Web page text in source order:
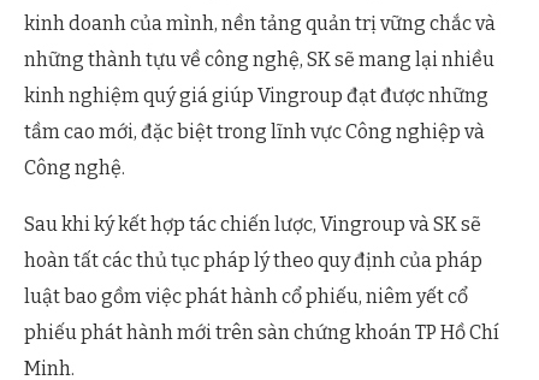
kinh doanh của mình, nền tảng quản trị vững chắc và
những thành tựu về công nghệ, SK sẽ mang lại nhiều
kinh nghiệm quý giá giúp Vingroup đạt được những
tầm cao mới, đặc biệt trong lĩnh vực Công nghiệp và
Công nghệ.
Sau khi ký kết hợp tác chiến lược, Vingroup và SK sẽ
hoàn tất các thủ tục pháp lý theo quy định của pháp
luật bao gồm việc phát hành cổ phiếu, niêm yết cổ
phiếu phát hành mới trên sàn chứng khoán TP Hồ Chí
Minh.